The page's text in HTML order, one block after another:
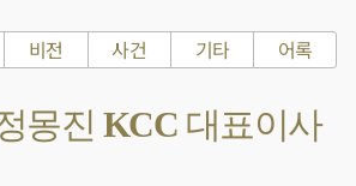
비전 사건 기타 어록
몽진 KCC 대표이사